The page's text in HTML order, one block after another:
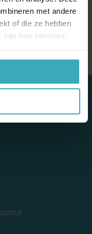
met andere
of die ze hebben
van hun services.